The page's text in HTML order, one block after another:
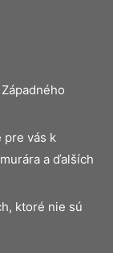
pre vás k
a ďalších
ktoré nie sú